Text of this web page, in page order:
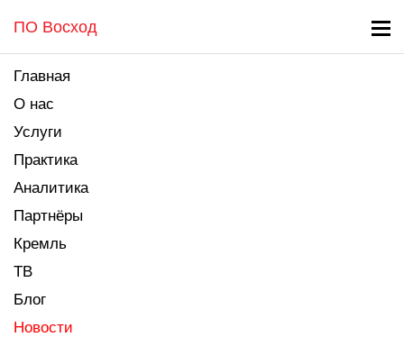
ПО Восход
Главная
О нас
Услуги
Практика
Аналитика
Партнёры
Кремль
ТВ
Блог
Новости